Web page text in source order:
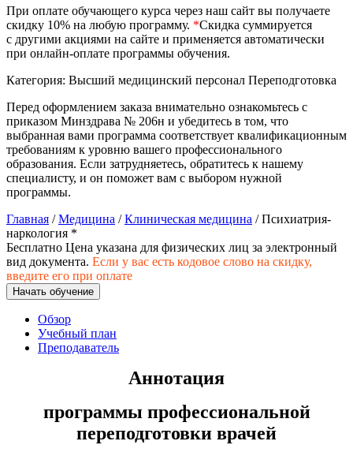
Техносферная безопасность и ОТ
Техносферная безопасность и
Экологическая безопасность в
промышленности
Управление охраной труда.
Техносферная безопасность
Допуски
Безопасность труда
Экономика и управление
Управление производством
общественного питания в
организации
Управление административно-
хозяйственной деятельностью
При оплате обучающего курса через наш сайт вы получаете
скидку 10% на любую программу. *Скидка суммируется
с другими акциями на сайте и применяется автоматически
при онлайн-оплате программы обучения.
Категория: Высший медицинский персонал Переподготовка
Перед оформлением заказа внимательно ознакомьтесь с
приказом Минздрава № 206н и убедитесь в том, что
выбранная вами программа соответствует квалификационным
требованиям к уровню вашего профессионального
образования. Если затрудняетесь, обратитесь к нашему
специалисту, и он поможет вам с выбором нужной
программы.
Главная /Медицина /Клиническая медицина / Психиатрия-
наркология *
Бесплатно Цена указана для физических лиц за электронный
вид документа. Если у вас есть кодовое слово на скидку,
введите его при оплате
Начать обучение
Обзор
Учебный план
Преподаватель
Аннотация
программы профессиональной
переподготовки врачей